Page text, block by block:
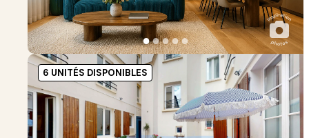
●●●●●
6 UNITÉS DISPONIBLES